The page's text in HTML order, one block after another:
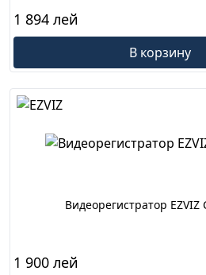
1 894 лей
В корзину
Видеорегистратор EZVIZ
1 900 лей